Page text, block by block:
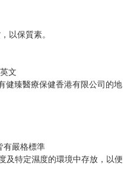
以保質素。
文
健臻醫療保健香港有限公司的地
有嚴格標準
及特定濕度的環境中存放，以便